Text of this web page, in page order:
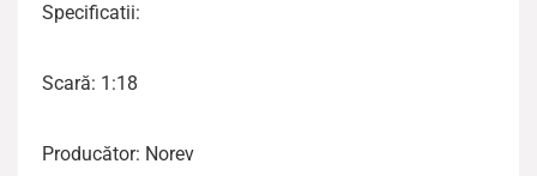
Specificatii:
Scară: 1:18
Producător: Norev